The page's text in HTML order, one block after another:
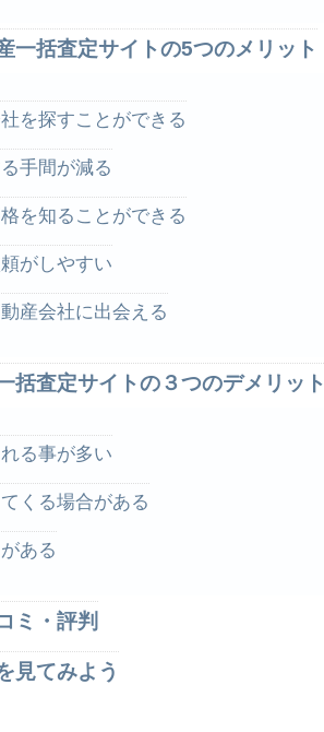
一括査定サイトの5つのメリット
を探すことができる
手間が減る
を知ることができる
がしやすい
産会社に出会える
括査定サイトの３つのデメリット
る事が多い
くる場合がある
ある
ミ・評判
見てみよう